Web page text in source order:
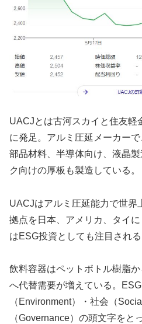
UACJとは古河スカイと住友軽
に発足。アルミ圧延メーカー
部品材料、半導体向け、液晶
ク向けの厚板も製造している。
UACJはアルミ圧延能力で世界
拠点を日本、アメリカ、タイ
はESG投資としても注目される
飲料容器はペットボトル樹脂
へ代替需要が増えている。
（Environment）・社会（
（Governance）の頭文字をと